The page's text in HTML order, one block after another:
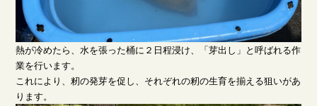
熱が冷めたら、水を張った桶に２日程浸け、「芽出し」と呼ばれる作
業を行います。
これにより、籾の発芽を促し、それぞれの籾の生育を揃える狙いがあ
ります。